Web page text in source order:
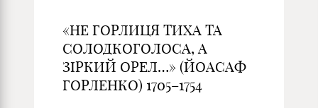
«НЕ ГОРЛИЦЯ ТИХА ТА
СОЛОДКОГОЛОСА, А
ЗІРКИЙ ОРЕЛ…» (ЙОАСАФ
ГОРЛЕНКО) 1705–1754